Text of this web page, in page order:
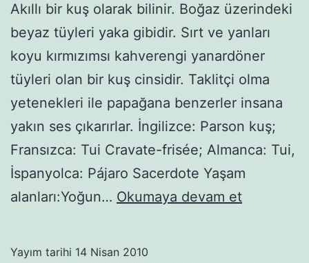
Akıllı bir kuş olarak bilinir. Boğaz üzerindeki
beyaz tüyleri yaka gibidir. Sırt ve yanları
koyu kırmızımsı kahverengi yanardöner
tüyleri olan bir kuş cinsidir. Taklitçi olma
yetenekleri ile papağana benzerler insana
yakın ses çıkarırlar. İngilizce: Parson kuş;
Fransızca: Tui Cravate-frisée; Almanca: Tui,
İspanyolca: Pájaro Sacerdote Yaşam
alanları:Yoğun… Okumaya devam etTui
Yayım tarihi 14 Nisan 2010